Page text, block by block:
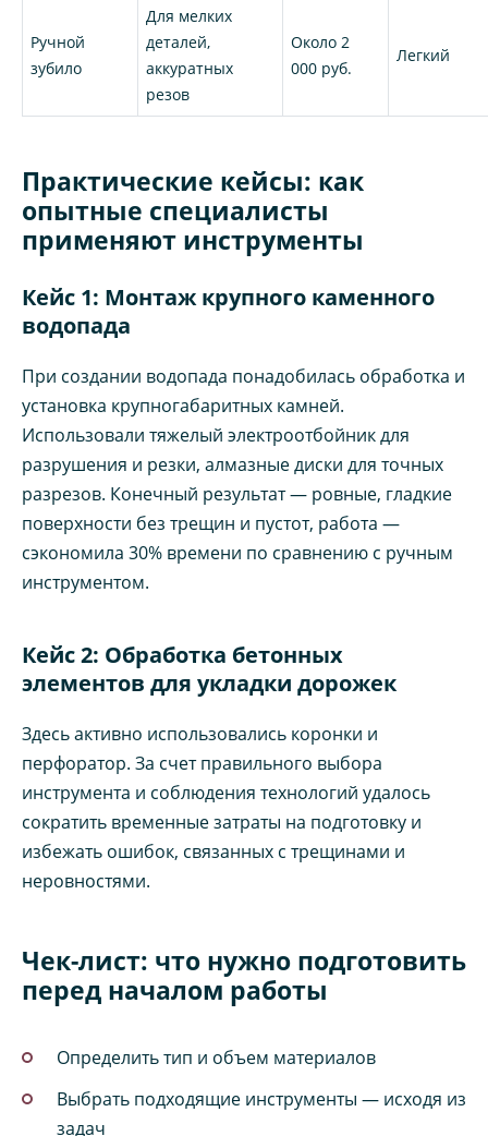
Ручной
зубило
Для мелких
деталей,
аккуратных
резов
Около 2
000 руб.
Легкий
Практические кейсы: как
опытные специалисты
применяют инструменты
Кейс 1: Монтаж крупного каменного
водопада
При создании водопада понадобилась обработка и
установка крупногабаритных камней.
Использовали тяжелый электроотбойник для
разрушения и резки, алмазные диски для точных
разрезов. Конечный результат — ровные, гладкие
поверхности без трещин и пустот, работа —
сэкономила 30% времени по сравнению с ручным
инструментом.
Кейс 2: Обработка бетонных
элементов для укладки дорожек
Здесь активно использовались коронки и
перфоратор. За счет правильного выбора
инструмента и соблюдения технологий удалось
сократить временные затраты на подготовку и
избежать ошибок, связанных с трещинами и
неровностями.
Чек-лист: что нужно подготовить
перед началом работы
Определить тип и объем материалов
Выбрать подходящие инструменты — исходя из
задач